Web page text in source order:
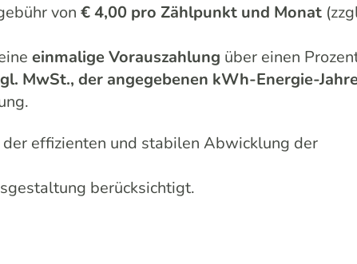
von € 4,00 pro Zählpunkt und Monat
einmalige Vorauszahlung über einen
MwSt., der angegebenen kWh-Energie-
effizienten und stabilen Abwicklung der
berücksichtigt.